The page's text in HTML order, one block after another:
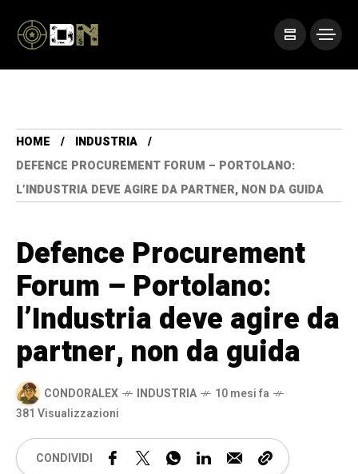
HOME
INDUSTRIA
DEFENCE PROCUREMENT FORUM – PORTOLANO:
L’INDUSTRIA DEVE AGIRE DA PARTNER, NON DA GUIDA
Defence Procurement
Forum – Portolano:
l’Industria deve agire da
partner, non da guida
CONDORALEX INDUSTRIA
10 mesi fa
381 Visualizzazioni
CONDIVIDI